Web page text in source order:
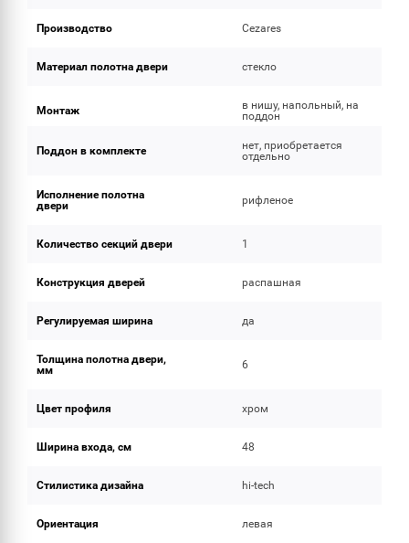
Производство Cezares
Материал полотна двери стекло
Монтаж
в нишу, напольный, на
поддон
Поддон в комплекте
нет, приобретается
отдельно
Исполнение полотна
двери
рифленое
Количество секций двери 1
Конструкция дверей распашная
Регулируемая ширина да
Толщина полотна двери,
мм
6
Цвет профиля хром
Ширина входа, см 48
Стилистика дизайна hi-tech
Ориентация левая